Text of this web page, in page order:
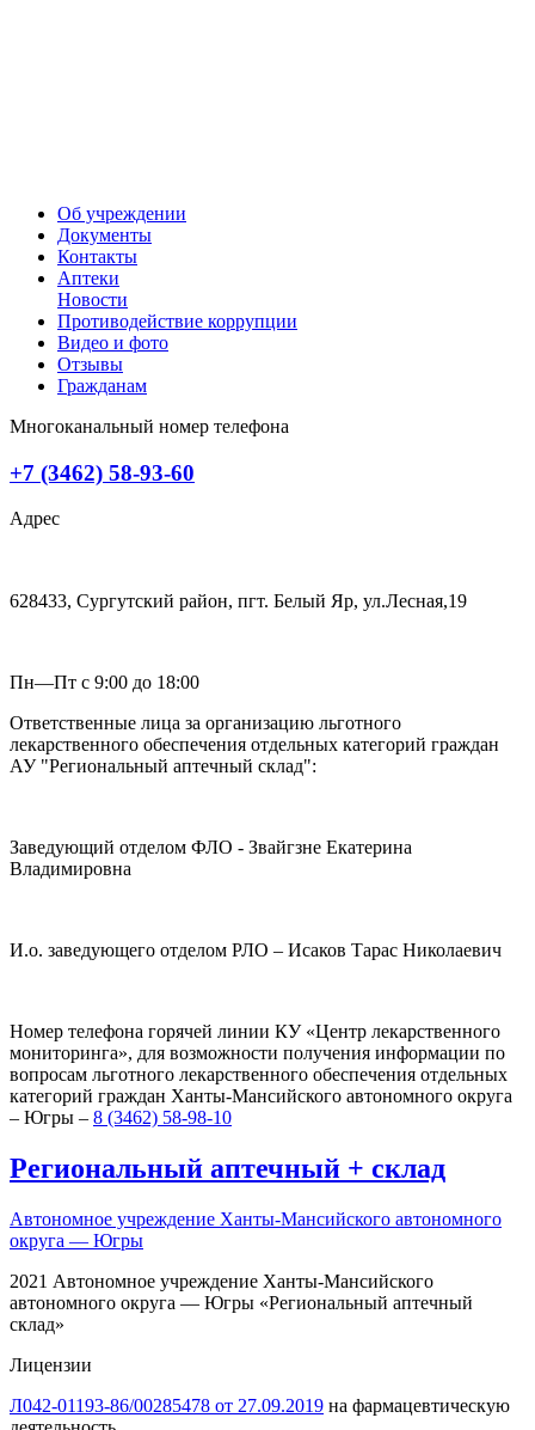
Об учреждении
Документы
Контакты
Аптеки
Новости
Противодействие коррупции
Видео и фото
Отзывы
Гражданам
Многоканальный номер телефона
+7 (3462) 58-93-60
Адрес
628433, Сургутский район, пгт. Белый Яр, ул.Лесная,19
Пн—Пт с 9:00 до 18:00
Ответственные лица за организацию льготного
лекарственного обеспечения отдельных категорий граждан
АУ "Региональный аптечный склад":
Заведующий отделом ФЛО - Звайгзне Екатерина
Владимировна
И.о. заведующего отделом РЛО – Исаков Тарас Николаевич
Номер телефона горячей линии КУ «Центр лекарственного
мониторинга», для возможности получения информации по
вопросам льготного лекарственного обеспечения отдельных
категорий граждан Ханты-Мансийского автономного округа
– Югры – 8 (3462) 58-98-10
Региональный аптечный + склад
Автономное учреждение Ханты-Мансийского автономного
округа — Югры
2021 Автономное учреждение Ханты-Мансийского
автономного округа — Югры «Региональный аптечный
склад»
Лицензии
Л042-01193-86/00285478 от 27.09.2019 на фармацевтическую